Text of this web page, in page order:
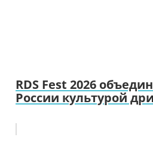
RDS Fest 2026
России культурой